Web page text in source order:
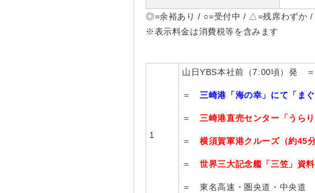
◎=余裕あり / ○=受付中 / △=残席わずか /
※表示料金は消費税等を含みます
1
山日YBS本社前（7:00頃）
＝三崎港「海の幸」にて「ま
＝三崎港直売センター「うら
＝横須賀軍港クルーズ（約45分
＝世界三大記念艦「三笠」資
＝ 東名高速・圏央道・中央